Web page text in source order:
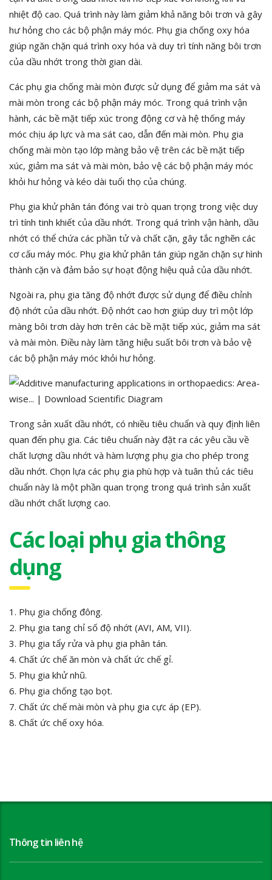
nhiệt độ cao. Quá trình này làm giảm khả năng bôi trơn và gây
hư hỏng cho các bộ phận máy móc. Phụ gia chống oxy hóa
giúp ngăn chặn quá trình oxy hóa và duy trì tính năng bôi trơn
của dầu nhớt trong thời gian dài.
Các phụ gia chống mài mòn được sử dụng để giảm ma sát và
mài mòn trong các bộ phận máy móc. Trong quá trình vận
hành, các bề mặt tiếp xúc trong động cơ và hệ thống máy
móc chịu áp lực và ma sát cao, dẫn đến mài mòn. Phụ gia
chống mài mòn tạo lớp màng bảo vệ trên các bề mặt tiếp
xúc, giảm ma sát và mài mòn, bảo vệ các bộ phận máy móc
khỏi hư hỏng và kéo dài tuổi thọ của chúng.
Phụ gia khử phân tán đóng vai trò quan trọng trong việc duy
trì tính tinh khiết của dầu nhớt. Trong quá trình vận hành, dầu
nhớt có thể chứa các phần tử và chất cặn, gây tắc nghẽn các
cơ cấu máy móc. Phụ gia khử phân tán giúp ngăn chặn sự hình
thành cặn và đảm bảo sự hoạt động hiệu quả của dầu nhớt.
Ngoài ra, phụ gia tăng độ nhớt được sử dụng để điều chỉnh
độ nhớt của dầu nhớt. Độ nhớt cao hơn giúp duy trì một lớp
màng bôi trơn dày hơn trên các bề mặt tiếp xúc, giảm ma sát
và mài mòn. Điều này làm tăng hiệu suất bôi trơn và bảo vệ
các bộ phận máy móc khỏi hư hỏng.
Trong sản xuất dầu nhớt, có nhiều tiêu chuẩn và quy định liên
quan đến phụ gia. Các tiêu chuẩn này đặt ra các yêu cầu về
chất lượng dầu nhớt và hàm lượng phụ gia cho phép trong
dầu nhớt. Chọn lựa các phụ gia phù hợp và tuân thủ các tiêu
chuẩn này là một phần quan trọng trong quá trình sản xuất
dầu nhớt chất lượng cao.
Các loại phụ gia thông
dụng
1. Phụ gia chống đông.
2. Phụ gia tang chỉ số độ nhớt (AVI, AM, VII).
3. Phụ gia tẩy rửa và phụ gia phân tán.
4. Chất ức chế ăn mòn và chất ức chế gỉ.
5. Phụ gia khử nhũ.
6. Phụ gia chống tạo bọt.
7. Chất ức chế mài mòn và phụ gia cực áp (EP).
8. Chất ức chế oxy hóa.
Thông tin liên hệ